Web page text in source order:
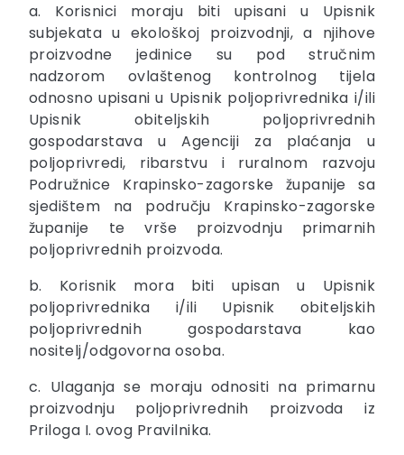
a. Korisnici moraju biti upisani u Upisnik
subjekata u ekološkoj proizvodnji, a njihove
proizvodne jedinice su pod stručnim
nadzorom ovlaštenog kontrolnog tijela
odnosno upisani u Upisnik poljoprivrednika i/ili
Upisnik obiteljskih poljoprivrednih
gospodarstava u Agenciji za plaćanja u
poljoprivredi, ribarstvu i ruralnom razvoju
Podružnice Krapinsko-zagorske županije sa
sjedištem na području Krapinsko-zagorske
županije te vrše proizvodnju primarnih
poljoprivrednih proizvoda.
b. Korisnik mora biti upisan u Upisnik
poljoprivrednika i/ili Upisnik obiteljskih
poljoprivrednih gospodarstava kao
nositelj/odgovorna osoba.
c. Ulaganja se moraju odnositi na primarnu
proizvodnju poljoprivrednih proizvoda iz
Priloga I. ovog Pravilnika.